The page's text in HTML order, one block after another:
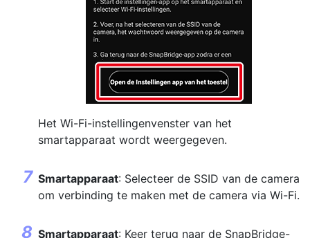
Het Wi-Fi-instellingenvenster van het
smartapparaat wordt weergegeven.
Smartapparaat: Selecteer de SSID van de camera
om verbinding te maken met de camera via Wi-Fi.
Smartapparaat: Keer terug naar de SnapBridge-